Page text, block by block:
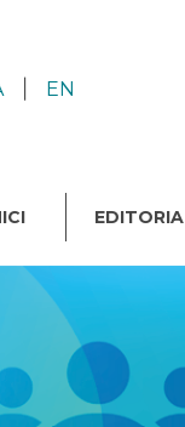
EN
EDITORIA